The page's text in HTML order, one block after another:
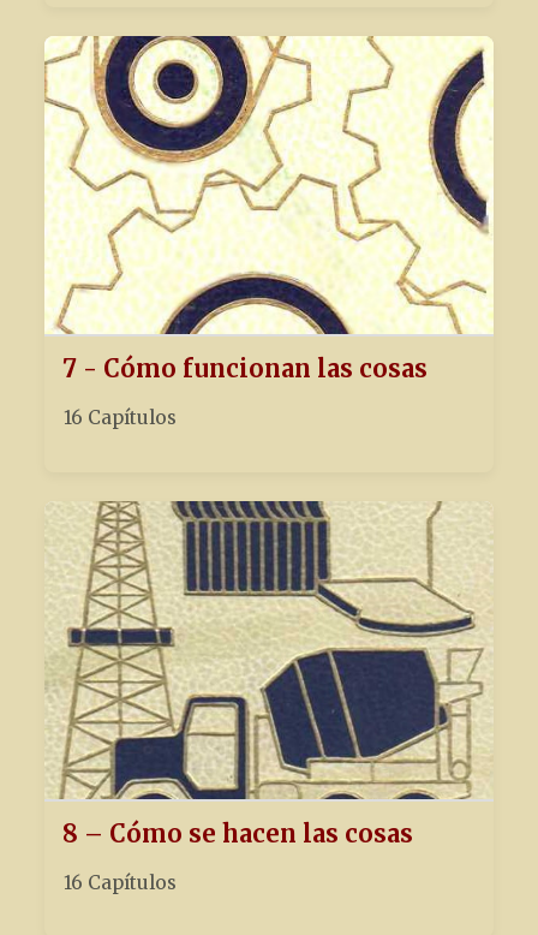
7 - Cómo funcionan las cosas
16 Capítulos
8 – Cómo se hacen las cosas
16 Capítulos